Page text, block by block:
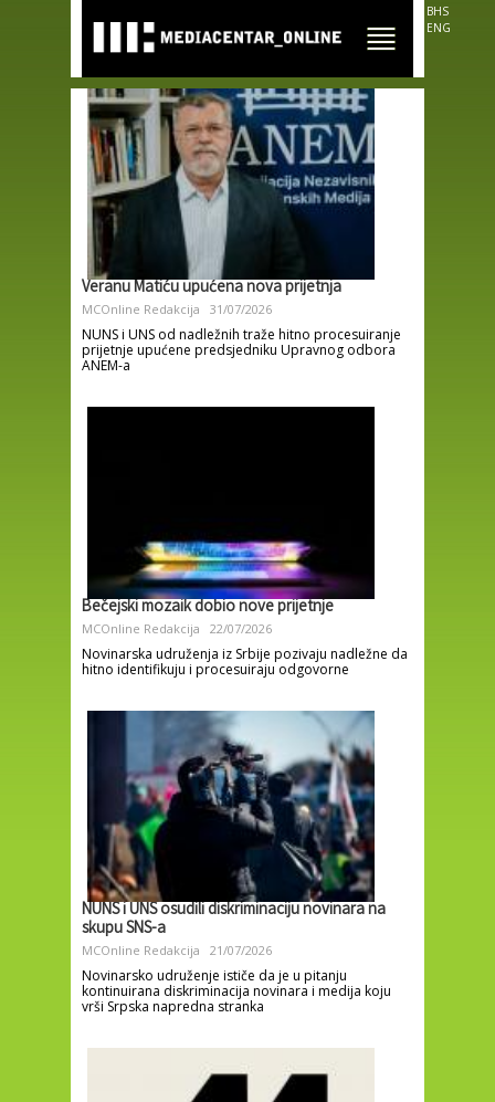
main
content
BHS
ENG
Veranu Matiću upućena nova prijetnja
MCOnline Redakcija 31/07/2026
NUNS i UNS od nadležnih traže hitno procesuiranje
prijetnje upućene predsjedniku Upravnog odbora
ANEM-a
Bečejski mozaik dobio nove prijetnje
MCOnline Redakcija 22/07/2026
Novinarska udruženja iz Srbije pozivaju nadležne da
hitno identifikuju i procesuiraju odgovorne
NUNS i UNS osudili diskriminaciju novinara na
skupu SNS-a
MCOnline Redakcija 21/07/2026
Novinarsko udruženje ističe da je u pitanju
kontinuirana diskriminacija novinara i medija koju
vrši Srpska napredna stranka